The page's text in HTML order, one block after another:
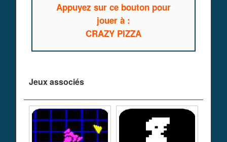
Appuyez sur ce bouton pour
jouer à :
CRAZY PIZZA
Jeux associés